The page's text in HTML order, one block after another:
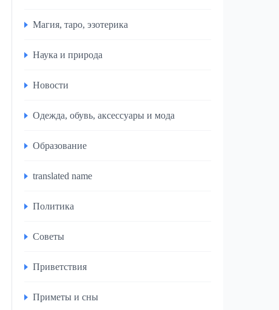
Магия, таро, эзотерика
Наука и природа
Новости
Одежда, обувь, аксессуары и мода
Образование
translated name
Политика
Советы
Приветствия
Приметы и сны